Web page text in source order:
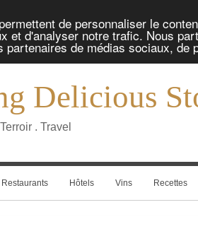
de personnaliser le
et d'analyser notre trafic. Nous
partenaires de médias sociaux, de
Delicious
. Travel
Restaurants Hôtels Vins Recettes